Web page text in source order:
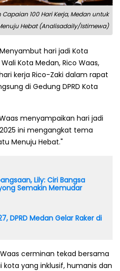
100 Hari Kerja, Medan untuk
Hebat (Analisadaily/Istimewa)
Menyambut hari jadi Kota
Kota Medan, Rico Waas,
kerja Rico-Zaki dalam rapat
di Gedung DPRD Kota
menyampaikan hari jadi
ini mengangkat tema
Menuju Hebat."
Lily: Ciri Bangsa
Semakin Memudar
DPRD Medan Gelar Raker di
cerminan tekad bersama
yang inklusif, humanis dan